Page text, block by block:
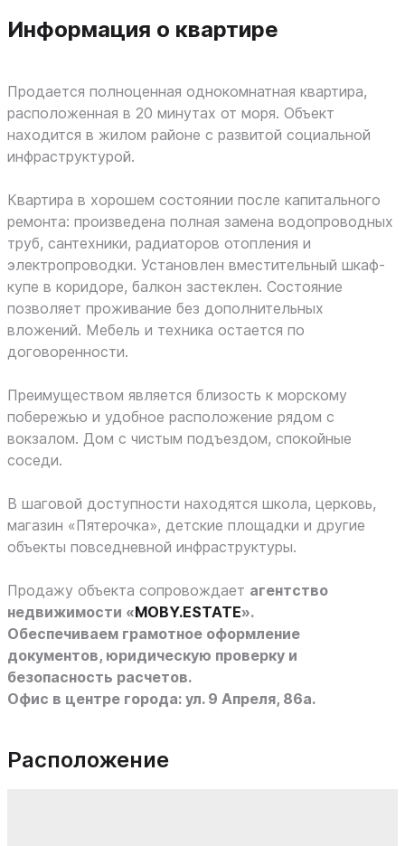
Информация о квартире
Продается полноценная однокомнатная квартира,
расположенная в 20 минутах от моря. Объект
находится в жилом районе с развитой социальной
инфраструктурой.
Квартира в хорошем состоянии после капитального
ремонта: произведена полная замена водопроводных
труб, сантехники, радиаторов отопления и
электропроводки. Установлен вместительный шкаф-
купе в коридоре, балкон застеклен. Состояние
позволяет проживание без дополнительных
вложений. Мебель и техника остается по
договоренности.
Преимуществом является близость к морскому
побережью и удобное расположение рядом с
вокзалом. Дом с чистым подъездом, спокойные
соседи.
В шаговой доступности находятся школа, церковь,
магазин «Пятерочка», детские площадки и другие
объекты повседневной инфраструктуры.
Продажу объекта сопровождает агентство
недвижимости «MOBY.ESTATE».
Обеспечиваем грамотное оформление
документов, юридическую проверку и
безопасность расчетов.
Офис в центре города: ул. 9 Апреля, 86а.
Расположение